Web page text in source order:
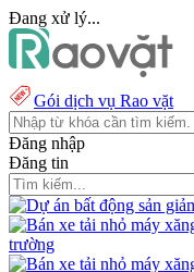
Đang xử lý...
Gói dịch vụ Rao vặt
Đăng nhập
Đăng tin